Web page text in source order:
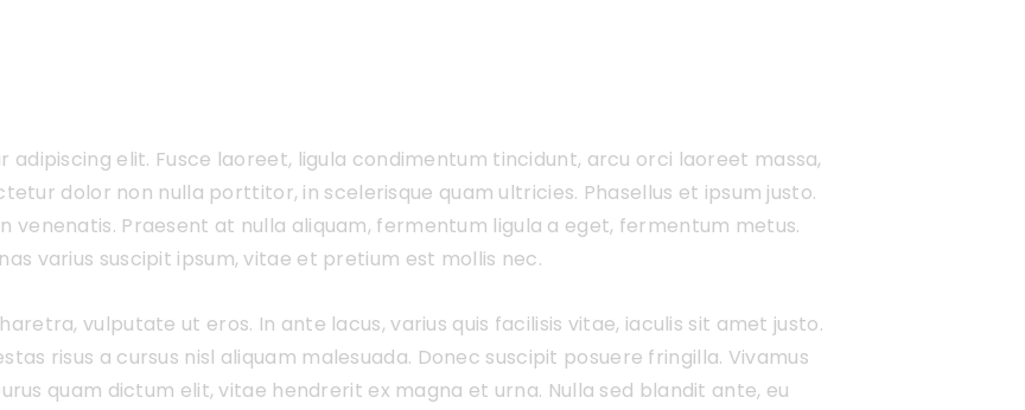
elit. Fusce laoreet, ligula condimentum tincidunt, arcu orci laoreet massa,
dolor non nulla porttitor, in scelerisque quam ultricies. Phasellus et ipsum justo.
venenatis. Praesent at nulla aliquam, fermentum ligula a eget, fermentum metus.
varius suscipit ipsum, vitae et pretium est mollis nec.
vulputate ut eros. In ante lacus, varius quis facilisis vitae, iaculis sit amet justo.
risus a cursus nisl aliquam malesuada. Donec suscipit posuere fringilla. Vivamus
quam dictum elit, vitae hendrerit ex magna et urna. Nulla sed blandit ante, eu